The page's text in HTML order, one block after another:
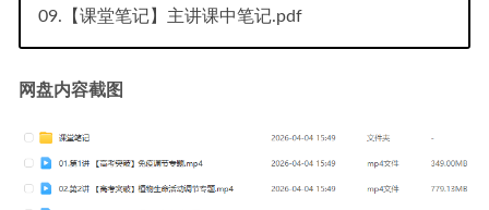
09.【课堂笔记】主讲课中笔记.pdf
网盘内容截图